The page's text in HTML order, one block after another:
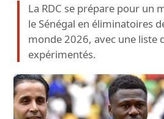
La RDC se prépare pour un
le Sénégal en éliminatoires
monde 2026, avec une liste
expérimentés.